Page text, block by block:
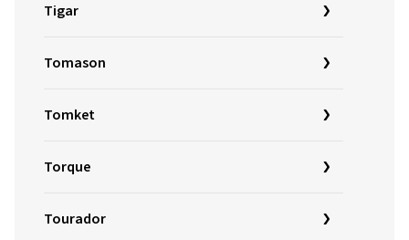
Tigar
Tomason
Tomket
Torque
Tourador